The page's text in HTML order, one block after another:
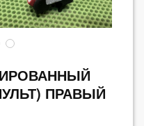
ПРАВЫЙ